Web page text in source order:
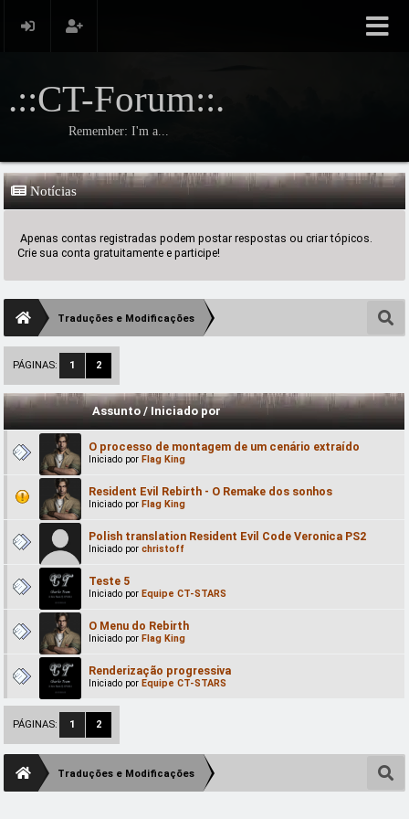
.::CT-Forum::.
Remember: I'm a...
Notícias
Apenas contas registradas podem postar respostas ou criar tópicos.
Crie sua conta gratuitamente e participe!
Traduções e Modificações
PÁGINAS: 1 2
Assunto/Iniciado por
O processo de montagem de um cenário extraído
Iniciado por Flag King
Resident Evil Rebirth - O Remake dos sonhos
Iniciado por Flag King
Polish translation Resident Evil Code Veronica PS2
Iniciado porchristoff
Teste 5
Iniciado por Equipe CT-STARS
O Menu do Rebirth
Iniciado por Flag King
Renderização progressiva
Iniciado por Equipe CT-STARS
PÁGINAS: 1 2
Traduções e Modificações